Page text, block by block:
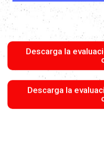
Descarga la
Descarga la